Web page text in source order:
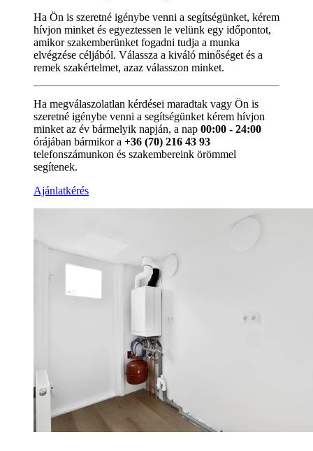
Ha Ön is szeretné igénybe venni a segítségünket, kérem
hívjon minket és egyeztessen le velünk egy időpontot,
amikor szakemberünket fogadni tudja a munka
elvégzése céljából. Válassza a kiváló minőséget és a
remek szakértelmet, azaz válasszon minket.
Ha megválaszolatlan kérdései maradtak vagy Ön is
szeretné igénybe venni a segítségünket kérem hívjon
minket az év bármelyik napján, a nap 00:00 - 24:00
órájában bármikor a +36 (70) 216 43 93
telefonszámunkon és szakembereink örömmel
segítenek.
Ajánlatkérés